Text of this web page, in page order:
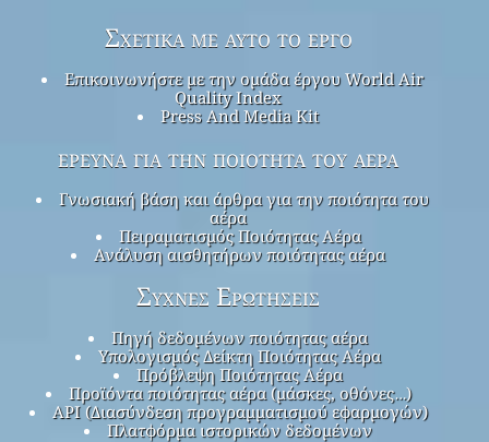
Σχετικά με αυτό το έργο
Επικοινωνήστε με την ομάδα έργου World Air
Quality Index
Press And Media Kit
έρευνα για την ποιότητα του αέρα
Γνωσιακή βάση και άρθρα για την ποιότητα του
αέρα
Πειραματισμός Ποιότητας Αέρα
Ανάλυση αισθητήρων ποιότητας αέρα
Συχνές Ερωτήσεις
Πηγή δεδομένων ποιότητας αέρα
Υπολογισμός Δείκτη Ποιότητας Αέρα
Πρόβλεψη Ποιότητας Αέρα
Προϊόντα ποιότητας αέρα (μάσκες, οθόνες…)
API (Διασύνδεση προγραμματισμού εφαρμογών)
Πλατφόρμα ιστορικών δεδομένων